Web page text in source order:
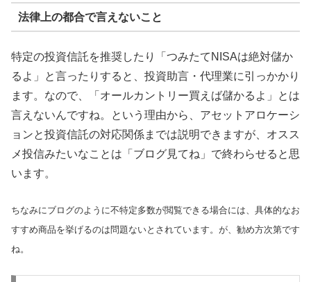
法律上の都合で言えないこと
特定の投資信託を推奨したり「つみたてNISAは絶対儲か
るよ」と言ったりすると、投資助言・代理業に引っかかり
ます。なので、「オールカントリー買えば儲かるよ」とは
言えないんですね。という理由から、アセットアロケーシ
ョンと投資信託の対応関係までは説明できますが、オスス
メ投信みたいなことは「ブログ見てね」で終わらせると思
います。
ちなみにブログのように不特定多数が閲覧できる場合には、具体的なお
すすめ商品を挙げるのは問題ないとされています。が、勧め方次第です
ね。